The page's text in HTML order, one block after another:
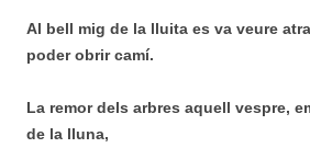
Al bell mig de la lluita es va veure
poder obrir camí.
La remor dels arbres aquell vespre,
de la lluna,